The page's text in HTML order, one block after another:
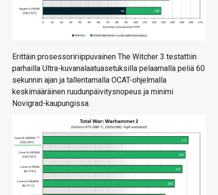
Erittäin prosessoririippuvainen The Witcher 3 testattiin
parhailla Ultra-kuvanalaatuasetuksilla pelaamalla peliä 60
sekunnin ajan ja tallentamalla OCAT-ohjelmalla
keskimääräinen ruudunpäivitysnopeus ja minimi
Novigrad-kaupungissa.